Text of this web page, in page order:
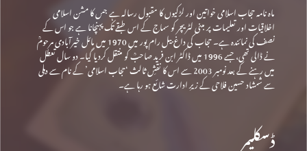
ماہ نامہ حجاب اسلامی خواتین اور لڑکیوں کا مقبول رسالہ ہے جس کا مشن اسلامی
اخلاقیات اور تعلیمات پر مبنی لٹریچر کو سماج کے اس طبقے تک پہنچانا ہے جو اس کے
نصف کی نمائندہ ہے۔ حجاب کی داغ بیل رام پور میں 1970 میں مائل خیرآبادی مرحومؒ
نے ڈالی تھی، جسے 1996 میں ڈاکٹر ابن فرید صاحبؒ کو منتقل کردیا گیا۔ دو سال تعطل
میں رہنے کے بعد نومبر 2003 سے اس کا نقشِ ثالث ‘حجاب اسلامی’ کے نام سے دہلی
سے شمشاد حسین فلاحی کے زیرِ ادارت شائع ہو رہا ہے۔
ڈسکلیمر